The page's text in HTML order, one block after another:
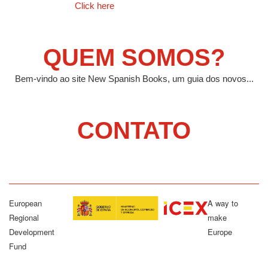
Click here
QUEM SOMOS?
Bem-vindo ao site New Spanish Books, um guia dos novos...
CONTATO
European
Regional
Development
Fund
A way to
make
Europe